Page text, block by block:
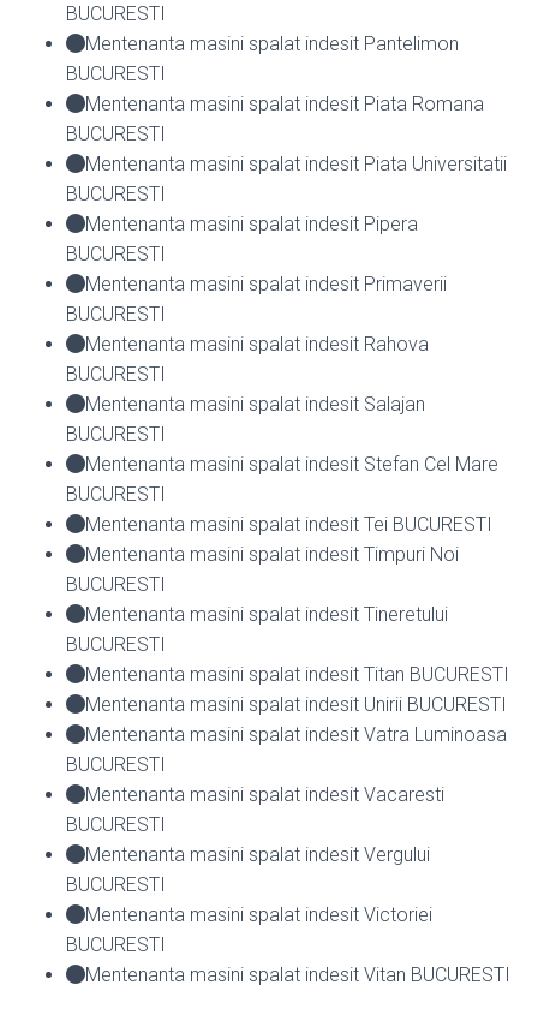
BUCURESTI
Mentenanta masini spalat indesit Pantelimon
BUCURESTI
Mentenanta masini spalat indesit Piata Romana
BUCURESTI
Mentenanta masini spalat indesit Piata Universitatii
BUCURESTI
Mentenanta masini spalat indesit Pipera
BUCURESTI
Mentenanta masini spalat indesit Primaverii
BUCURESTI
Mentenanta masini spalat indesit Rahova
BUCURESTI
Mentenanta masini spalat indesit Salajan
BUCURESTI
Mentenanta masini spalat indesit Stefan Cel Mare
BUCURESTI
Mentenanta masini spalat indesit Tei BUCURESTI
Mentenanta masini spalat indesit Timpuri Noi
BUCURESTI
Mentenanta masini spalat indesit Tineretului
BUCURESTI
Mentenanta masini spalat indesit Titan BUCURESTI
Mentenanta masini spalat indesit Unirii BUCURESTI
Mentenanta masini spalat indesit Vatra Luminoasa
BUCURESTI
Mentenanta masini spalat indesit Vacaresti
BUCURESTI
Mentenanta masini spalat indesit Vergului
BUCURESTI
Mentenanta masini spalat indesit Victoriei
BUCURESTI
Mentenanta masini spalat indesit Vitan BUCURESTI